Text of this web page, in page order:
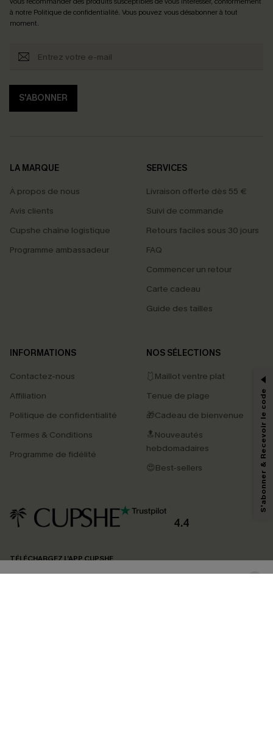
à notre Politique de confidentialité. Vous pouvez vous désabonner à tout
moment.
S'ABONNER
LA MARQUE
À propos de nous
Avis clients
Cupshe chaîne logistique
Programme ambassadeur
SERVICES
Livraison offerte dès 55 €
Suivi de commande
Retours faciles sous 30 jours
FAQ
Commencer un retour
Carte cadeau
Guide des tailles
INFORMATIONS
Contactez-nous
Affiliation
Politique de confidentialité
Termes & Conditions
Programme de fidélité
NOS SÉLECTIONS
🩱Maillot ventre plat
Tenue de plage
🎁Cadeau de bienvenue
🔝Nouveautés
hebdomadaires
😍Best-sellers
4.4
TÉLÉCHARGEZ L’APP CUPSHE
PROFITEZ DE -15%
-15% dès 2 Achetés par E-mail
*Un code par commande, valable une seule fois.
En soumettant votre adresse e-mail, vous acceptez de recevoir des e-mails
marketing (y compris du contenu généré par l'IA) de Cupshe et
reconnaissez avoir pris connaissance de nos
pouvons utiliser les données collectées sur notre site ainsi que des
produits susceptibles de vous intéresser, conformément à notre
Politique de
confidentialité
. Vous pouvez vous désabonner à tout moment.
S'abonner & Recevoir le code